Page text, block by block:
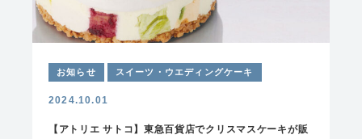
お知らせ スイーツ・ウエディングケーキ
2024.10.01
【アトリエ サトコ】東急百貨店でクリスマスケーキが販